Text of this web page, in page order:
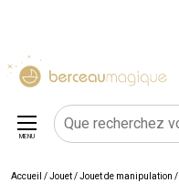
MENU
Accueil /Jouet/Jouet de manipulation /